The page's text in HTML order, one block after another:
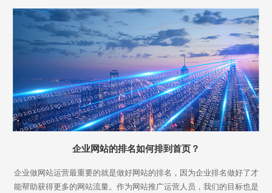
企业网站的排名如何排到首页？
企业做网站运营最重要的就是做好网站的排名，因为企业排名做好了才
能帮助获得更多的网站流量。作为网站推广运营人员，我们的目标也是